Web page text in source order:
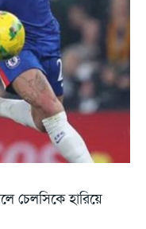
চেলসিকে হারিয়ে